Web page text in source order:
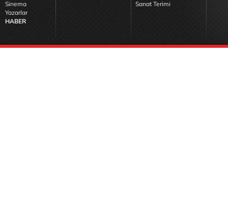
Sinema
Yazarlar
HABER
Sanat Terimi